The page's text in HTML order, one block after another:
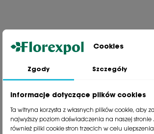
Jesteśmy wiodącą firmą wysyłkową roślin na terenie
30 lat dzielimy się z naszymi Klientami naszą pasją,
81 533 23 05
phone81 533 30 50
phone 81 533 82 20
Cookies
Zgody Szczegóły
Informacje dotyczące plików cookies
Ta witryna korzysta z własnych plików cookie, aby
najwyższy poziom doświadczenia na naszej stronie
również pliki cookie stron trzecich w celu ulepszenia